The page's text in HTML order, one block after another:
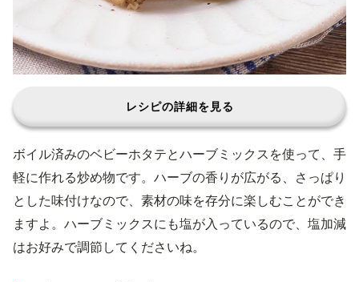
レシピの詳細を見る
ボイル済みのベビーホタテとハーブミックスを使って、手
軽に作れる炒め物です。ハーブの香りが広がる、さっぱり
とした味付けなので、素材の味を存分に楽しむことができ
ますよ。ハーブミックスにも塩が入っているので、塩加減
はお好みで調節してくださいね。